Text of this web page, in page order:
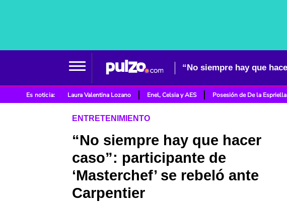
Es noticia: Laura Valentina Lozano Enel, Celsia y AES Posesión de De la Espriella
ENTRETENIMIENTO
“No siempre hay que hacer
caso”: participante de
‘Masterchef’ se rebeló ante
Carpentier